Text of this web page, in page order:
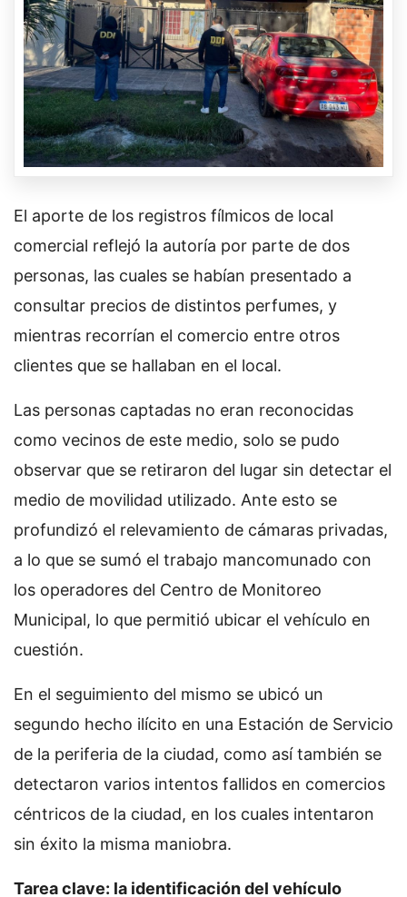
El aporte de los registros fílmicos de local
comercial reflejó la autoría por parte de dos
personas, las cuales se habían presentado a
consultar precios de distintos perfumes, y
mientras recorrían el comercio entre otros
clientes que se hallaban en el local.
Las personas captadas no eran reconocidas
como vecinos de este medio, solo se pudo
observar que se retiraron del lugar sin detectar el
medio de movilidad utilizado. Ante esto se
profundizó el relevamiento de cámaras privadas,
a lo que se sumó el trabajo mancomunado con
los operadores del Centro de Monitoreo
Municipal, lo que permitió ubicar el vehículo en
cuestión.
En el seguimiento del mismo se ubicó un
segundo hecho ilícito en una Estación de Servicio
de la periferia de la ciudad, como así también se
detectaron varios intentos fallidos en comercios
céntricos de la ciudad, en los cuales intentaron
sin éxito la misma maniobra.
Tarea clave: la identificación del vehículo